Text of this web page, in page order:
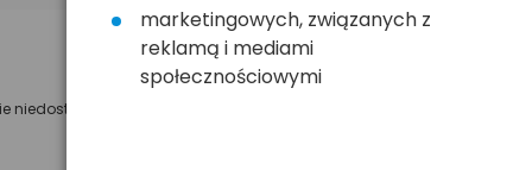
niedostępny
Powiadom mnie o dostępności
marketingowych, związanych z
reklamą i mediami
społecznościowymi